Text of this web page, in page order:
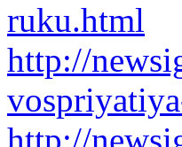
ruku.html
http://